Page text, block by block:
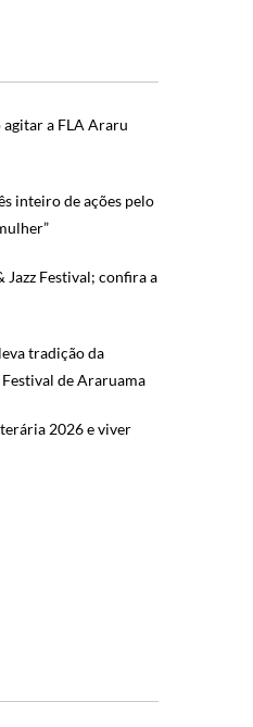
agitar a FLA Araru
inteiro de ações pelo
Jazz Festival; confira a
tradição da
de Araruama
2026 e viver